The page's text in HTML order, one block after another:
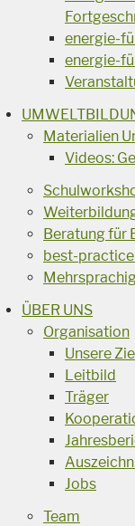
energie-
energie-
Materialien
Videos:
Beratung für
best-
ÜBER UNS
Organisation
Unsere
Leitbild
Träger
Jobs
Team